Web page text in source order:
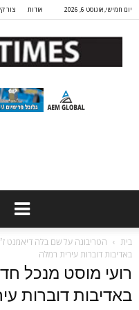
יום חמישי, אוגוסט 6, 2026 אודות צור
בית הטריבונה על שם בלה דיאמנט
באדיבות דוברות עירית רמלה
רועי מוסט מנכל
באדיבות דוברות